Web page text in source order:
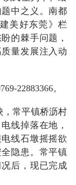
中之义。南都
美好东莞》栏
的棘手问题，
量发展注入动
22883366。
，常平镇桥沥村
线掉落在地，
线石墩摇摇欲
隐患。常平镇
后，现已完成